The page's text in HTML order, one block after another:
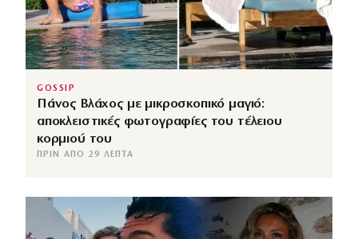
GOSSIP
Πάνος Βλάχος με μικροσκοπικό μαγιό:
αποκλειστικές φωτογραφίες του τέλειου
κορμιού του
ΠΡΙΝ ΑΠΌ 29 ΛΕΠΤΆ